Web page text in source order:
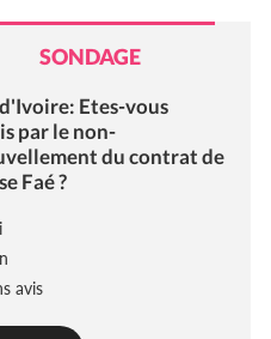
SONDAGE
Etes-vous
par le non-
du contrat de
Faé ?
avis